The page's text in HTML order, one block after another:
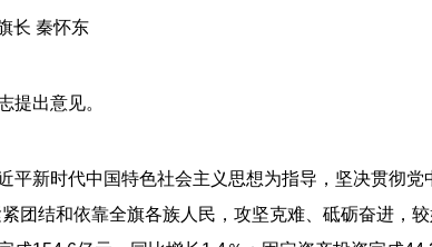
长 秦怀东
提出意见。
新时代中国特色社会主义思想为指导，坚决贯彻党
团结和依靠全旗各族人民，攻坚克难、砥砺奋进，